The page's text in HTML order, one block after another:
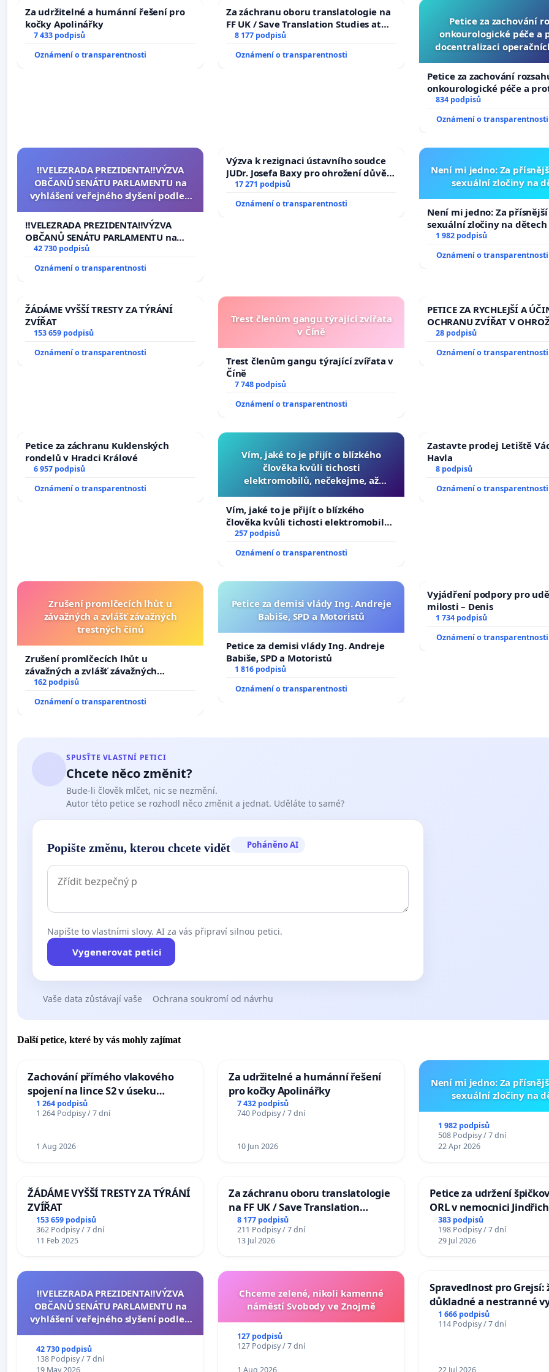
Za udržitelné a humánní řešení pro
kočky Apolinářky
7 433 podpisů
Oznámení o transparentnosti
Za záchranu oboru translatologie na
FF UK / Save Translation Studies at
the Faculty of Arts, Charles
8 177 podpisů
Oznámení o transparentnosti
Petice za zachování
onkourologické péče a
docentralizaci
Petice za zachování
onkourologické péče a
docentralizaci operačních
834 podpisů
Oznámení o transparentnosti
‼️VELEZRADA PREZIDENTA‼️VÝZVA
OBČANŮ SENÁTU PARLAMENTU na
vyhlášení veřejného slyšení podle §
na přijetí usnesení k podání ústavní
žaloby na prezidenta republiky
‼️VELEZRADA PREZIDENTA‼️VÝZVA
OBČANŮ SENÁTU PARLAMENTU na
vyhlášení veřejného slyšení podle §
na přijetí usnesení k podání ústavní
42 730 podpisů
Oznámení o transparentnosti
Výzva k rezignaci ústavního soudce
JUDr. Josefa Baxy pro ohrožení důvěry
ve spravedlivý proces
17 271 podpisů
Oznámení o transparentnosti
Není mi jedno: Za
sexuální zločiny na
Není mi jedno: Za
sexuální zločiny na dětech
1 982 podpisů
Oznámení o transparentnosti
ŽÁDÁME VYŠŠÍ TRESTY ZA TÝRÁNÍ
ZVÍŘAT
153 659 podpisů
Oznámení o transparentnosti
Trest členům gangu týrající zvířata
v Číně
Trest členům gangu týrající zvířata v
Číně
7 748 podpisů
Oznámení o transparentnosti
PETICE ZA RYCHLEJŠÍ A
OCHRANU ZVÍŘAT V
28 podpisů
Oznámení o transparentnosti
Petice za záchranu Kuklenských
rondelů v Hradci Králové
6 957 podpisů
Oznámení o transparentnosti
Vím, jaké to je přijít o blízkého
člověka kvůli tichosti
elektromobilů, nečekejme, až
auta!
Vím, jaké to je přijít o blízkého
člověka kvůli tichosti elektromobilů,
nečekejme, až přibydou další,
257 podpisů
Oznámení o transparentnosti
Zastavte prodej Letiště
Havla
8 podpisů
Oznámení o transparentnosti
Zrušení promlčecích lhůt u
závažných a zvlášť závažných
trestných činů
Zrušení promlčecích lhůt u
závažných a zvlášť závažných
trestných činů
162 podpisů
Oznámení o transparentnosti
Petice za demisi vlády Ing. Andreje
Babiše, SPD a Motoristů
Petice za demisi vlády Ing. Andreje
Babiše, SPD a Motoristů
1 816 podpisů
Oznámení o transparentnosti
Vyjádření podpory pro
milosti – Denis
1 734 podpisů
Oznámení o transparentnosti
SPUSŤTE VLASTNÍ PETICI
Chcete něco změnit?
Bude-li člověk mlčet, nic se nezmění.
Autor této petice se rozhodl něco změnit a jednat. Uděláte to samé?
Popište změnu, kterou chcete vidět Poháněno AI
Napište to vlastními slovy. AI za vás připraví silnou petici.
Vygenerovat petici
Vaše data zůstávají vaše Ochrana soukromí od návrhu
Další petice, které by vás mohly zajímat
Zachování přímého vlakového
spojení na lince S2 v úseku
Ostrava – Bohumín – Karviná –
Mosty u Jablunkova
1 264 podpisů
1 264 Podpisy / 7 dní
1 Aug 2026
Za udržitelné a humánní řešení
pro kočky Apolinářky
7 432 podpisů
740 Podpisy / 7 dní
10 Jun 2026
Není mi jedno: Za
sexuální zločiny na
1 982 podpisů
508 Podpisy / 7 dní
22 Apr 2026
ŽÁDÁME VYŠŠÍ TRESTY ZA TÝRÁNÍ
ZVÍŘAT
153 659 podpisů
362 Podpisy / 7 dní
11 Feb 2025
Za záchranu oboru translatologie
na FF UK / Save Translation
Studies at the Faculty of Arts,
Charles University
8 177 podpisů
211 Podpisy / 7 dní
13 Jul 2026
Petice za udržení
ORL v nemocnici
Hradec
383 podpisů
198 Podpisy / 7 dní
29 Jul 2026
‼️VELEZRADA PREZIDENTA‼️VÝZVA
OBČANŮ SENÁTU PARLAMENTU na
vyhlášení veřejného slyšení podle §
na přijetí usnesení k podání ústavní
žaloby na prezidenta republiky
42 730 podpisů
138 Podpisy / 7 dní
19 May 2026
Chceme zelené, nikoli kamenné
náměstí Svobody ve Znojmě
127 podpisů
127 Podpisy / 7 dní
1 Aug 2026
Spravedlnost pro Grejsí:
důkladné a nestranné
1 666 podpisů
114 Podpisy / 7 dní
22 Jul 2026